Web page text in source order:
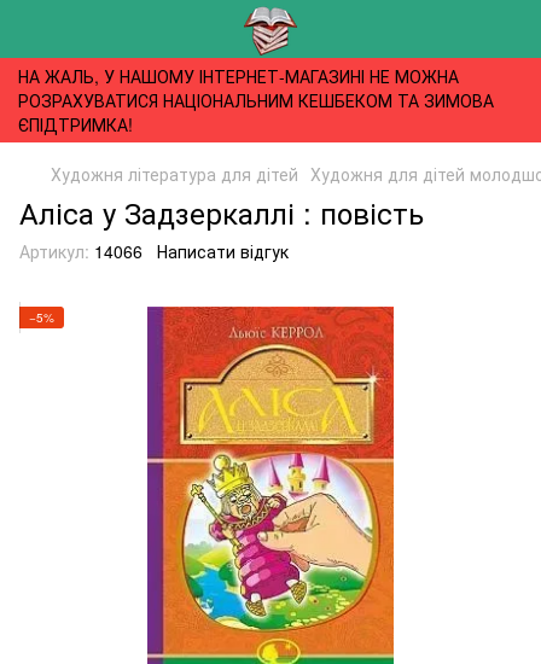
НА ЖАЛЬ, У НАШОМУ ІНТЕРНЕТ-МАГАЗИНІ НЕ МОЖНА
РОЗРАХУВАТИСЯ НАЦІОНАЛЬНИМ КЕШБЕКОМ ТА ЗИМОВА
ЄПІДТРИМКА!
Художня література для дітей Художня для дітей
Аліса у Задзеркаллі : повість
Артикул: 14066 Написати відгук
−5%